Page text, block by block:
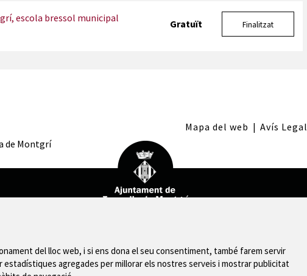
escola bressol municipal Gratuït Finalitzat
de Montgrí
Mapa del web | Avís Legal
del lloc web, i si ens dona el seu consentiment, també farem servir
agregades per millorar els nostres serveis i mostrar publicitat